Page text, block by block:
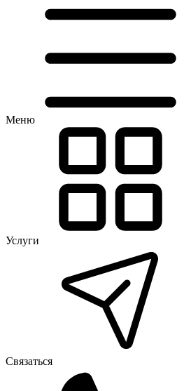
Меню
Услуги
Связаться